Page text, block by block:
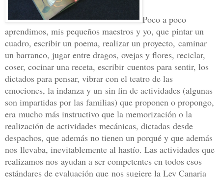
Poco a poco
aprendimos, mis pequeños maestros y yo, que pintar un
cuadro, escribir un poema, realizar un proyecto, caminar
un barranco, jugar entre dragos, ovejas y flores, reciclar,
coser, cocinar una receta, escribir cuentos para sentir, los
dictados para pensar, vibrar con el teatro de las
emociones, la indanza y un sin fin de actividades (algunas
son impartidas por las familias) que proponen o propongo,
era mucho más instructivo que la memorización o la
realización de actividades mecánicas, dictadas desde
despachos, que además no tienen un porqué y que además
nos llevaba, inevitablemente al hastío. Las actividades que
realizamos nos ayudan a ser competentes en todos esos
estándares de evaluación que nos sugiere la Ley Canaria